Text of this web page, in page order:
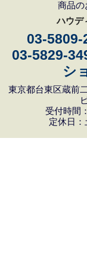
商品の
ハウデ
03-5809-
03-5829-
シ
東京都台東区蔵前
受付時間
定休日：